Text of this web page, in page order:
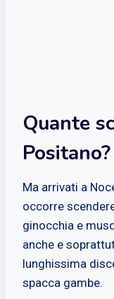
Quante
Positano?
Ma arrivati a
occorre
ginocchia e
anche e
lunghissima
spacca gambe.